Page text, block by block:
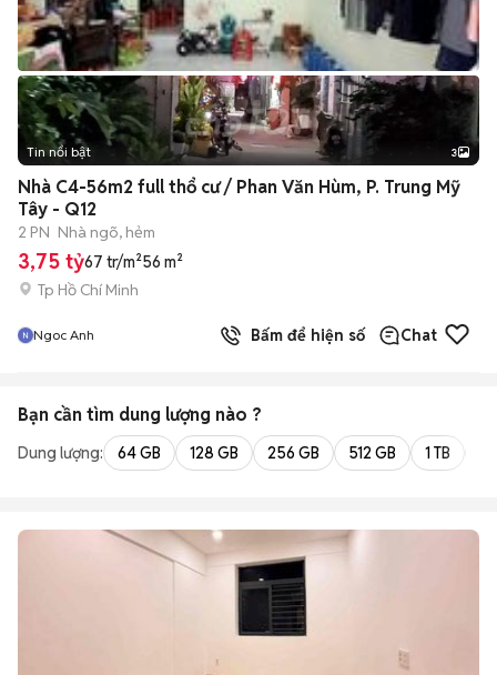
Tin nổi bật 3
Nhà C4-56m2 full thổ cư / Phan Văn Hùm, P. Trung Mỹ
Tây - Q12
2 PN Nhà ngõ, hẻm
3,75 tỷ67 tr/m²56 m²
Tp Hồ Chí Minh
Ngoc Anh Bấm để hiện số Chat
Bạn cần tìm dung lượng nào ?
Dung lượng: 64 GB 128 GB 256 GB 512 GB 1 TB